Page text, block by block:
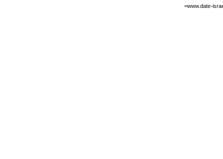
=www.date-